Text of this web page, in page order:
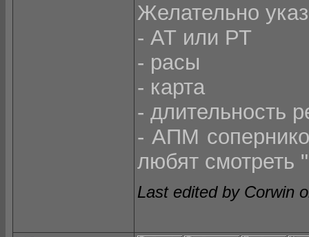
Желательно
- АТ или РТ
- расы
- карта
- длительность
- АПМ
любят смотреть
Last edited by Corwin